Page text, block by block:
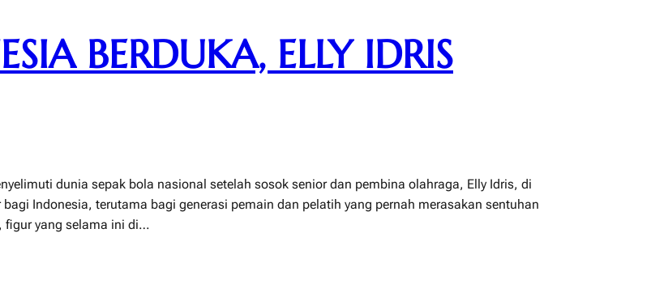
BERDUKA, ELLY IDRIS
dunia sepak bola nasional setelah sosok senior dan pembina olahraga, Elly Idris, di
Indonesia, terutama bagi generasi pemain dan pelatih yang pernah merasakan sentuhan
figur yang selama ini di…